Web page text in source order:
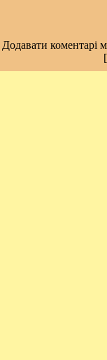
Додавати коментарі
[